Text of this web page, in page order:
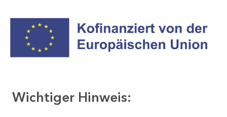
Wichtiger Hinweis: